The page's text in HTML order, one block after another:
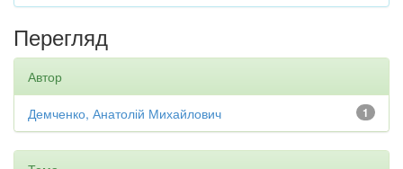
Перегляд
Автор
1
Демченко, Анатолій Михайлович